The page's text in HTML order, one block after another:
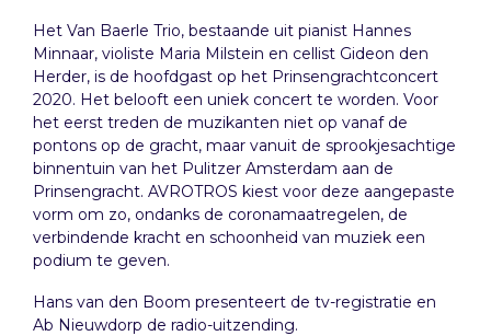
Het Van Baerle Trio, bestaande uit pianist Hannes
Minnaar, violiste Maria Milstein en cellist Gideon den
Herder, is de hoofdgast op het Prinsengrachtconcert
2020. Het belooft een uniek concert te worden. Voor
het eerst treden de muzikanten niet op vanaf de
pontons op de gracht, maar vanuit de sprookjesachtige
binnentuin van het Pulitzer Amsterdam aan de
Prinsengracht. AVROTROS kiest voor deze aangepaste
vorm om zo, ondanks de coronamaatregelen, de
verbindende kracht en schoonheid van muziek een
podium te geven.
Hans van den Boom presenteert de tv-registratie en
Ab Nieuwdorp de radio-uitzending.